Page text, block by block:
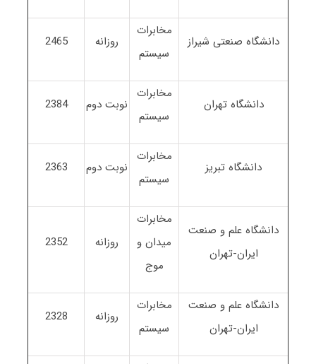
دانشگاه صنعتی شیراز
مخابرات
سیستم
روزانه 2465
دانشگاه تهران
مخابرات
سیستم
نوبت دوم 2384
دانشگاه تبریز
مخابرات
سیستم
نوبت دوم 2363
دانشگاه علم و صنعت
ایران-تهران
مخابرات
میدان و
موج
روزانه 2352
دانشگاه علم و صنعت
ایران-تهران
مخابرات
سیستم
روزانه 2328